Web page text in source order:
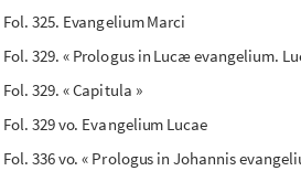
Fol. 325. Evangelium Marci
Fol. 329. « Prologus in Lucæ evangelium.
Fol. 329. « Capitula »
Fol. 329 vo. Evangelium Lucae
Fol. 336 vo. « Prologus in Johannis